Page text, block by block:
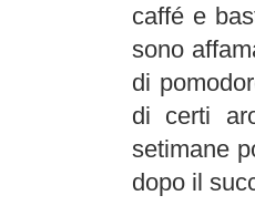
caffé e
sono
di
di certi
setimane
dopo il